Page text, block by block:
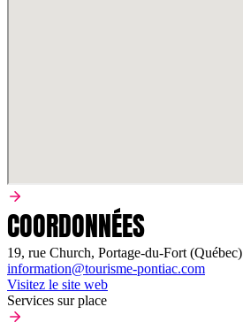
COORDONNÉES
19, rue Church, Portage-du-Fort (Québec)
information@tourisme-pontiac.com
Visitez le site web
Services sur place